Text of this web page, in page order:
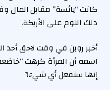
كانت “يائسة” مقابل
ذلك النوم على الأريكة.
أخبر روبن في وقت لاحق أحد
اسمه أن المرأة كرهت
إنها ستفعل أي شيء!”